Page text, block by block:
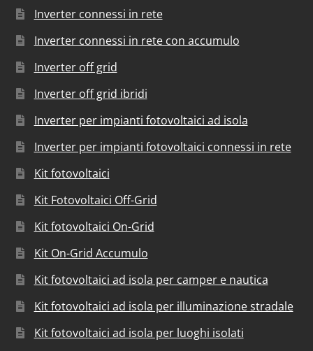
Inverter connessi in rete
Inverter connessi in rete con accumulo
Inverter off grid
Inverter off grid ibridi
Inverter per impianti fotovoltaici ad isola
Inverter per impianti fotovoltaici connessi in rete
Kit fotovoltaici
Kit Fotovoltaici Off-Grid
Kit fotovoltaici On-Grid
Kit On-Grid Accumulo
Kit fotovoltaici ad isola per camper e nautica
Kit fotovoltaici ad isola per illuminazione stradale
Kit fotovoltaici ad isola per luoghi isolati